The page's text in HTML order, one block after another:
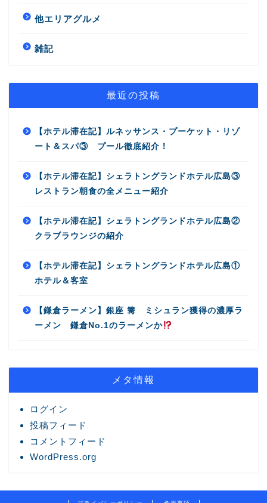
他エリアグルメ
雑記
最近の投稿
【ホテル滞在記】ルネッサンス・プーケット・リゾ
ート＆スパ③ プール徹底紹介！
【ホテル滞在記】シェラトングランドホテル広島③
レストラン朝食の全メニュー紹介
【ホテル滞在記】シェラトングランドホテル広島②
クラブラウンジの紹介
【ホテル滞在記】シェラトングランドホテル広島①
ホテル＆客室
【鎌倉ラーメン】銀座 篝 ミシュラン獲得の濃厚ラ
ーメン 鎌倉No.1のラーメンか
メタ情報
ログイン
投稿フィード
コメントフィード
WordPress.org